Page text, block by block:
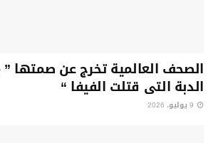
الصحف العالمية تخرج عن صمتها
الدبة التى قتلت الفيفا “